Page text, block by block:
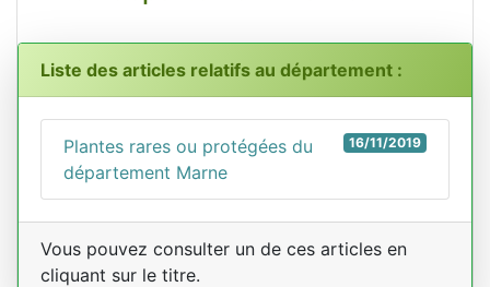
Liste des articles relatifs au département :
16/11/2019
Plantes rares ou protégées du
département Marne
Vous pouvez consulter un de ces articles en
cliquant sur le titre.